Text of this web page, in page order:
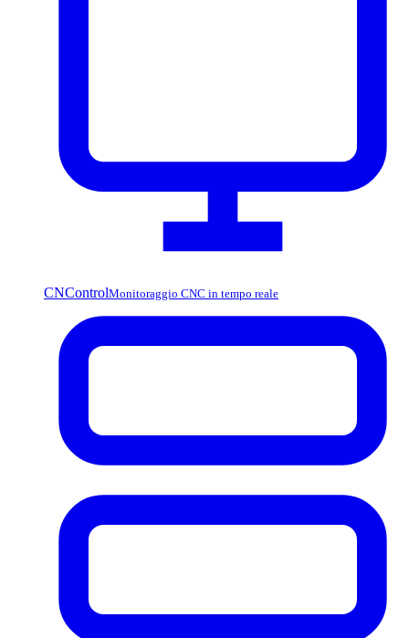
CNControlMonitoraggio CNC in tempo reale